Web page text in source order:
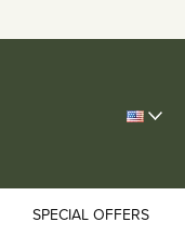
SPECIAL OFFERS